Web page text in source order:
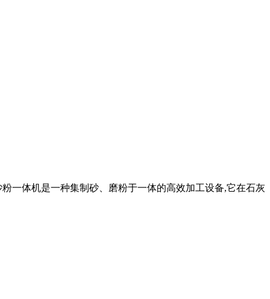
一体机是一种集制砂、磨粉于一体的高效加工设备,它在石灰